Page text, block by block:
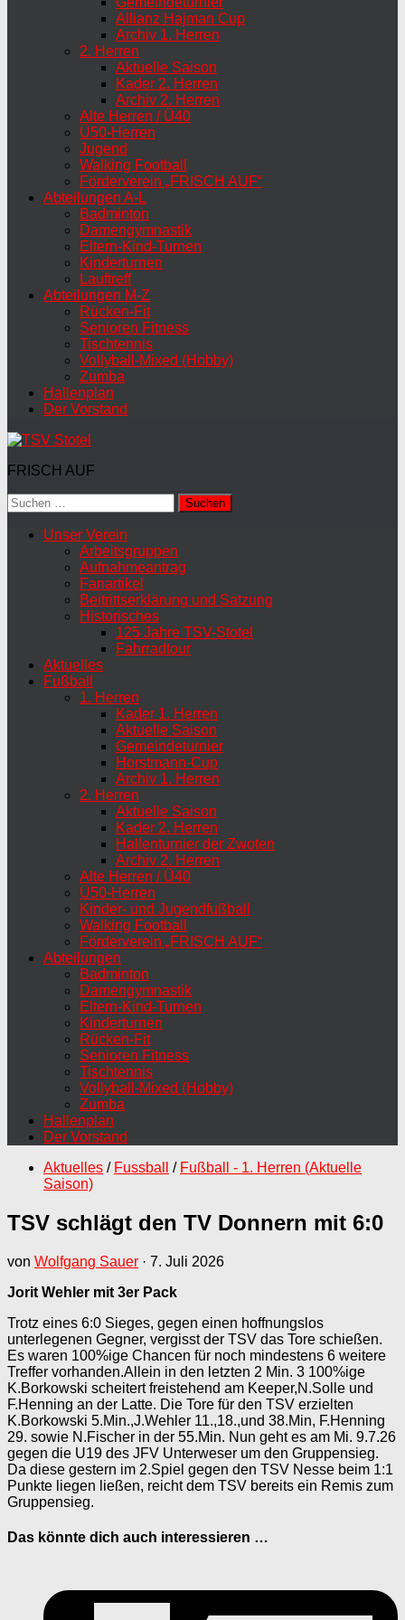
Allianz Hajman Cup
Archiv 1. Herren
2. Herren
Aktuelle Saison
Kader 2. Herren
Archiv 2. Herren
Alte Herren / Ü40
Ü50-Herren
Jugend
Walking Football
Förderverein „FRISCH AUF“
Abteilungen A-L
Badminton
Damengymnastik
Eltern-Kind-Turnen
Kinderturnen
Lauftreff
Abteilungen M-Z
Rücken-Fit
Senioren Fitness
Tischtennis
Vollyball-Mixed (Hobby)
Zumba
Hallenplan
Der Vorstand
FRISCH AUF
Suchen
nach:
Unser Verein
Arbeitsgruppen
Aufnahmeantrag
Fanartikel
Beitrittserklärung und Satzung
Historisches
125 Jahre TSV-Stotel
Fahrradtour
Aktuelles
Fußball
1. Herren
Kader 1. Herren
Aktuelle Saison
Gemeindeturnier
Horstmann-Cup
Archiv 1. Herren
2. Herren
Aktuelle Saison
Kader 2. Herren
Hallenturnier der Zwoten
Archiv 2. Herren
Alte Herren / Ü40
Ü50-Herren
Kinder- und Jugendfußball
Walking Football
Förderverein „FRISCH AUF“
Abteilungen
Badminton
Damengymnastik
Eltern-Kind-Turnen
Kinderturnen
Rücken-Fit
Senioren Fitness
Tischtennis
Vollyball-Mixed (Hobby)
Zumba
Hallenplan
Der Vorstand
Aktuelles / Fussball / Fußball - 1. Herren (Aktuelle
Saison)
TSV schlägt den TV Donnern mit 6:0
von Wolfgang Sauer · 7. Juli 2026
Jorit Wehler mit 3er Pack
Trotz eines 6:0 Sieges, gegen einen hoffnungslos
unterlegenen Gegner, vergisst der TSV das Tore schießen.
Es waren 100%ige Chancen für noch mindestens 6 weitere
Treffer vorhanden.Allein in den letzten 2 Min. 3 100%ige
K.Borkowski scheitert freistehend am Keeper,N.Solle und
F.Henning an der Latte. Die Tore für den TSV erzielten
K.Borkowski 5.Min.,J.Wehler 11.,18.,und 38.Min, F.Henning
29. sowie N.Fischer in der 55.Min. Nun geht es am Mi. 9.7.26
gegen die U19 des JFV Unterweser um den Gruppensieg.
Da diese gestern im 2.Spiel gegen den TSV Nesse beim 1:1
Punkte liegen ließen, reicht dem TSV bereits ein Remis zum
Gruppensieg.
Das könnte dich auch interessieren …